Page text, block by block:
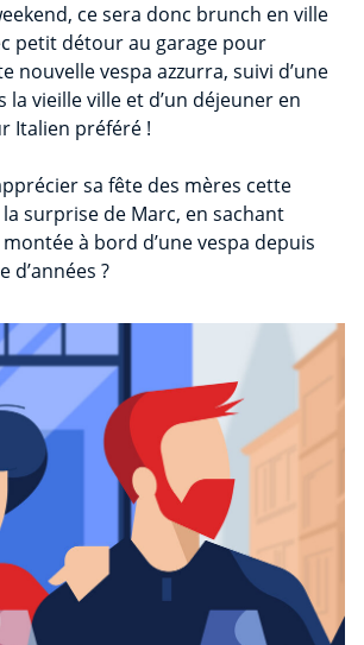
ce sera donc brunch en ville
petit détour au garage pour
nouvelle vespa azzurra, suivi d’une
la vieille ville et d’un déjeuner en
Italien préféré !
sa fête des mères cette
surprise de Marc, en sachant
montée à bord d’une vespa depuis
d’années ?